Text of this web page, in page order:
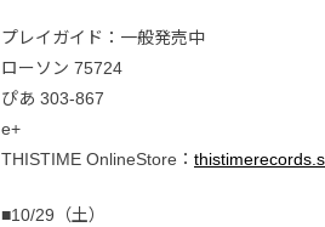
プレイガイド：一般発売中
ローソン 75724
ぴあ 303-867
e+
THISTIME OnlineStore：
■10/29（土）